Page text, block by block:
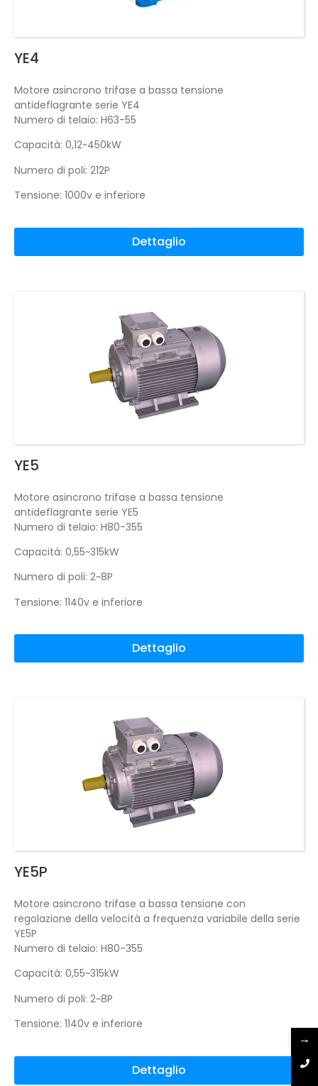
YE4
Motore asincrono trifase a bassa tensione
antideflagrante serie YE4
Numero di telaio: H63-55
Capacità: 0,12~450kW
Numero di poli: 212P
Tensione: 1000v e inferiore
Dettaglio
YE5
Motore asincrono trifase a bassa tensione
antideflagrante serie YE5
Numero di telaio: H80-355
Capacità: 0,55~315kW
Numero di poli: 2~8P
Tensione: 1140v e inferiore
Dettaglio
YE5P
Motore asincrono trifase a bassa tensione con
regolazione della velocità a frequenza variabile della serie
YE5P
Numero di telaio: H80-355
Capacità: 0,55~315kW
Numero di poli: 2~8P
Tensione: 1140v e inferiore
Dettaglio
→